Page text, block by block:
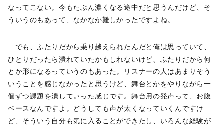
なってこない。今もたぶん濃くなる途中だと思うんだけど、そ
ういうのもあって、なかなか難しかったですよね。
でも、ふたりだから乗り越えられたんだと俺は思っていて、
ひとりだったら潰れていたかもしれないけど、ふたりだから何
とか形になるっていうのもあった。リスナーの人はあまりそう
いうことを感じなかったと思うけど、舞台とかをやりながら一
個ずつ課題を潰していった感じです。舞台用の発声って、お腹
ベースなんですよ。どうしても声が太くなっていくんですけ
ど、そういう自分も気に入ることができたし、いろんな経験が